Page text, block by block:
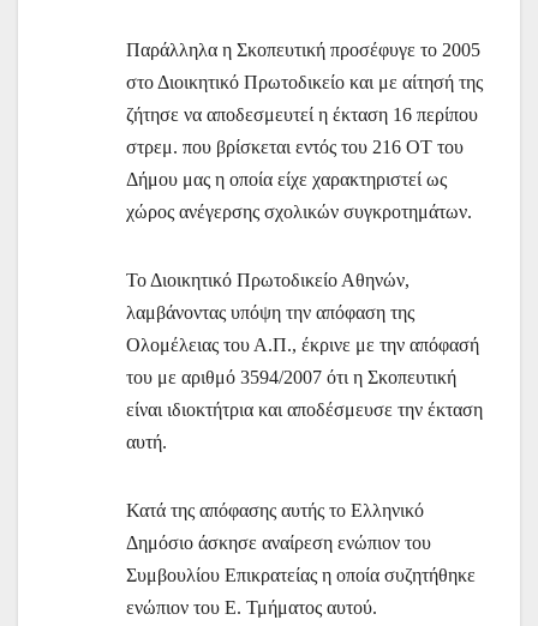
Παράλληλα η Σκοπευτική προσέφυγε το 2005
στο Διοικητικό Πρωτοδικείο και με αίτησή της
ζήτησε να αποδεσμευτεί η έκταση 16 περίπου
στρεμ. που βρίσκεται εντός του 216 ΟΤ του
Δήμου μας η οποία είχε χαρακτηριστεί ως
χώρος ανέγερσης σχολικών συγκροτημάτων.
Το Διοικητικό Πρωτοδικείο Αθηνών,
λαμβάνοντας υπόψη την απόφαση της
Ολομέλειας του Α.Π., έκρινε με την απόφασή
του με αριθμό 3594/2007 ότι η Σκοπευτική
είναι ιδιοκτήτρια και αποδέσμευσε την έκταση
αυτή.
Κατά της απόφασης αυτής το Ελληνικό
Δημόσιο άσκησε αναίρεση ενώπιον του
Συμβουλίου Επικρατείας η οποία συζητήθηκε
ενώπιον του Ε. Τμήματος αυτού.